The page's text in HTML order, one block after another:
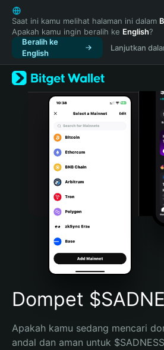
English
日本語
Tiếng Việt
Русский
Español (Latinoamérica)
Türkçe
Italiano
Português (Portugal)
Bahasa Indonesia
Português (Brasil)
Español (Argentina)
Saat ini kamu melihat halaman ini dalam
Apakah kamu ingin beralih ke English?
Beralih ke
English
Lanjutkan
Dompet
Apakah kamu sedang mencari
andal dan aman untuk